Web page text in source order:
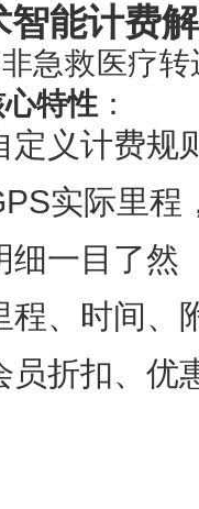
能计费
急救医疗
特性 ：
定义计费规
实际里程
细一目了然
程、时间
员折扣、优